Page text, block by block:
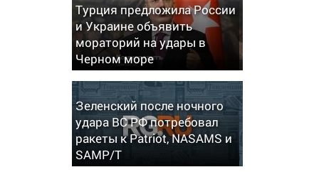
Турция предложила России
и Украине объявить
мораторий на удары в
Черном море
Зеленский после ночного
удара ВС РФ потребовал
ракеты к Patriot, NASAMS и
SAMP/T